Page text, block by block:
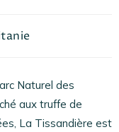
Naturel des
aux truffe de
La Tissandière est